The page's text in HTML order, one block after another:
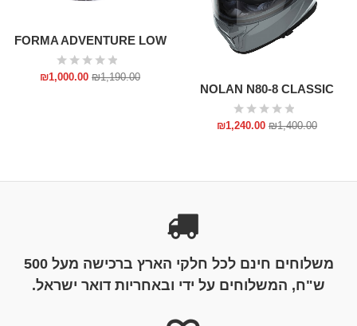
NOLAN N80-8 CLASSIC
₪1,400.00
₪1,240.00
FORMA ADVENTURE LOW
₪1,190.00
₪1,000.00
משלוחים חינם לכל חלקי הארץ ברכישה מעל 500
ש"ח, המשלוחים על ידי ובאחריות דואר ישראל.